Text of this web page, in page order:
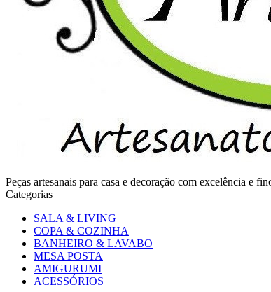
Peças artesanais para casa e decoração com excelência e
Categorias
SALA & LIVING
COPA & COZINHA
BANHEIRO & LAVABO
MESA POSTA
AMIGURUMI
ACESSÓRIOS